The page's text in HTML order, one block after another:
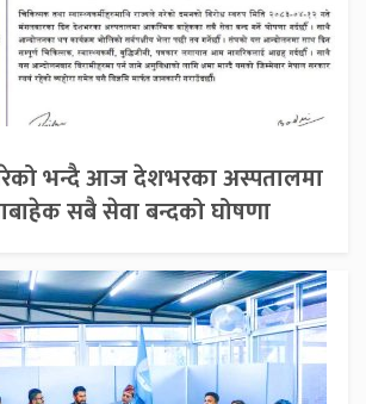
भन्दै आज देशभरका अस्पतालमा
सबै सेवा बन्दको घोषणा